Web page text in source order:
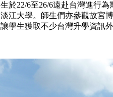
生於22/6至26/6遠赴台灣進行
淡江大學。師生們亦參觀故宮
讓學生獲取不少台灣升學資訊